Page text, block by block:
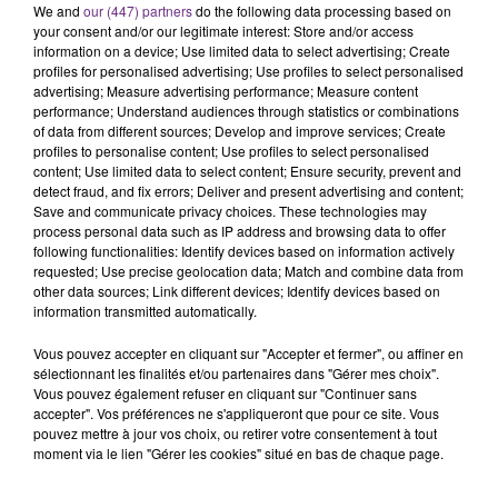
LE MAGASIN JOUÉCLUB DE REIMS FERME
SES PORTES
C'était l'une des institutions du centre-ville
rémois. Le magasin JouéClub est contraint de
fermer ses portes.
TITRES DIFFUSÉS
11h48
11h48
TOVE LO & STROMAE
Des Fleurs
11h44
11h44
PRAS
Ghetto Supastar
We and our (447) partnersdo the following data processing based on
your consent and/or our legitimate interest: Store and/or access
information on a device; Use limited data to select advertising; Create
profiles for personalised advertising; Use profiles to select personalised
advertising; Measure advertising performance; Measure content
performance; Understand audiences through statistics or combinations
of data from different sources; Develop and improve services; Create
profiles to personalise content; Use profiles to select personalised
content; Use limited data to select content; Ensure security, prevent and
detect fraud, and fix errors; Deliver and present advertising and content;
Save and communicate privacy choices. These technologies may
process personal data such as IP address and browsing data to offer
following functionalities: Identify devices based on information actively
requested; Use precise geolocation data; Match and combine data from
other data sources; Link different devices; Identify devices based on
information transmitted automatically.
Vous pouvez accepter en cliquant sur "Accepter et fermer", ou affiner en
sélectionnant les finalités et/ou partenaires dans "Gérer mes choix".
Vous pouvez également refuser en cliquant sur "Continuer sans
accepter". Vos préférences ne s'appliqueront que pour ce site. Vous
pouvez mettre à jour vos choix, ou retirer votre consentement à tout
moment via le lien "Gérer les cookies" situé en bas de chaque page.